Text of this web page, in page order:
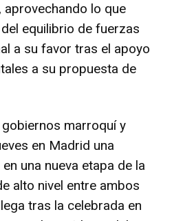
, aprovechando lo que
equilibrio de fuerzas
a su favor tras el apoyo
a su propuesta de
marroquí y
en Madrid una
una nueva etapa de la
alto nivel entre ambos
tras la celebrada en